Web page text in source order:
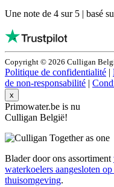
Une note de 4 sur 5 | basé
Copyright © 2026 Culligan
Politique de confidentialité
de non-responsabilité
x
Primowater.be is nu
Culligan België!
Blader door ons assortiment
waterkoelers aangesloten
thuisomgeving.